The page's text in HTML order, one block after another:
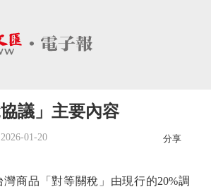
協議」主要內容
2026-01-20 分享
品「對等關稅」由現行的20%調